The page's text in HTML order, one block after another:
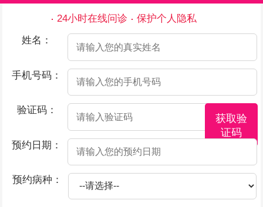
24小时在线问诊
保护个人隐私
姓名：
手机号码：
验证码：
获取验
证码
预约日期：
预约病种：